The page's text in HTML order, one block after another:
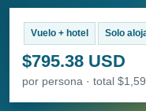
Vuelo + hotel Solo
$795.38 USD
por persona · total